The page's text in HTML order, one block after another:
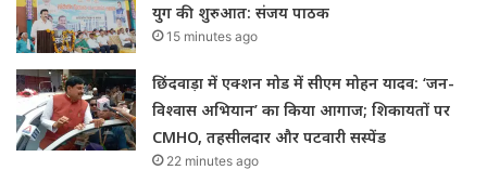
युग की शुरुआत: संजय पाठक
15 minutes ago
छिंदवाड़ा में एक्शन मोड में सीएम मोहन यादव: ‘जन-
विश्वास अभियान’ का किया आगाज; शिकायतों पर
CMHO, तहसीलदार और पटवारी सस्पेंड
22 minutes ago